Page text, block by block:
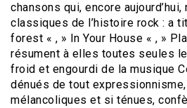
chansons qui, encore
classiques de l’histoire rock : a
forest « , » In Your House « , »
résument à elles toutes seules
froid et engourdi de la musique
dénués de tout
mélancoliques et si ténues,